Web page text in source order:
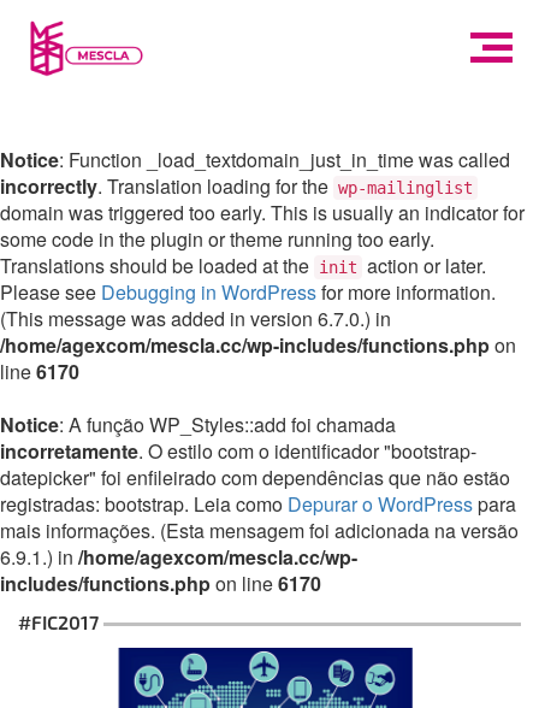
Notice: Function _load_textdomain_just_in_time was called
incorrectly. Translation loading for the wp-mailinglist
domain was triggered too early. This is usually an indicator for
some code in the plugin or theme running too early.
Translations should be loaded at the init action or later.
Please see Debugging in WordPressfor more information.
(This message was added in version 6.7.0.) in
/home/agexcom/mescla.cc/wp-includes/functions.phpon
line6170
Notice: A função WP_Styles::add foi chamada
incorretamente. O estilo com o identificador "bootstrap-
datepicker" foi enfileirado com dependências que não estão
registradas: bootstrap. Leia como Depurar o WordPresspara
mais informações. (Esta mensagem foi adicionada na versão
6.9.1.) in /home/agexcom/mescla.cc/wp-
includes/functions.phpon line6170
#FIC2017